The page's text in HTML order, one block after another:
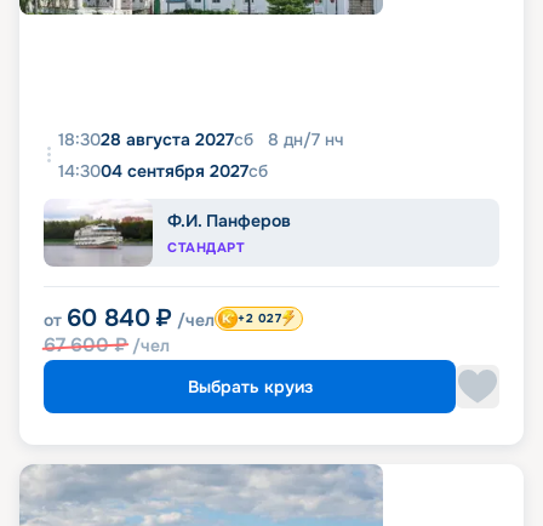
18:3028 августа 2027сб 8 дн/7 нч
14:3004 сентября 2027сб
Ф.И. Панферов
СТАНДАРТ
от 60 840 ₽ /чел
67 600₽ /чел
+2 027
Выбрать круиз